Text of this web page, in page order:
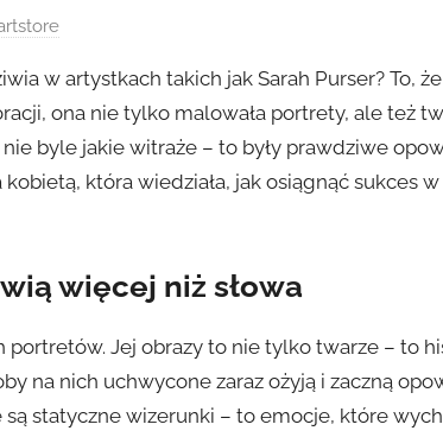
w artystkach takich jak Sarah Purser? To,
ona nie tylko malowała portrety, ale też
byle jakie witraże – to były prawdziwe
kobietą, która wiedziała, jak osiągnąć sukces
więcej niż słowa
portretów. Jej obrazy to nie tylko twarze – to
na nich uchwycone zaraz ożyją i zaczną
statyczne wizerunki – to emocje, które